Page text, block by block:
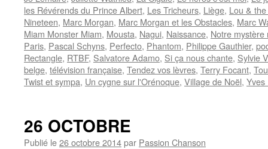
les Révérends du Prince Albert, Les Tricheurs, Liège, Lou &
Nineteen, Marc Morgan, Marc Morgan et les Obstacles, Marc
Miam Monster Miam, Mousta, Nagui, Naissance, Notre mystère
Paris, Pascal Schyns, Perfecto, Phantom, Philippe Gauthier,
Rectangle, RTBF, Salvatore Adamo, Si ça nous chante, Sylvie
belge, télévision française, Tendez vos lèvres, Terry Focant,
Twist et sympa, Un cygne sur l'Orénoque, Village de Noël, Yves
26 OCTOBRE
Publié le26 octobre 2014par Passion Chanson